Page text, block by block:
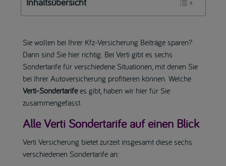
Sie wollen bei Ihrer Kfz-Versicherung Beiträge sparen?
Dann sind Sie hier richtig. Bei Verti gibt es sechs
Sondertarife für verschiedene Situationen, mit denen Sie
bei Ihrer Autoversicherung profitieren können. Welche
Verti-Sondertarifees gibt, haben wir hier für Sie
zusammengefasst.
Alle Verti Sondertarife auf einen Blick
Verti Versicherung bietet zurzeit insgesamt diese sechs
verschiedenen Sondertarife an: